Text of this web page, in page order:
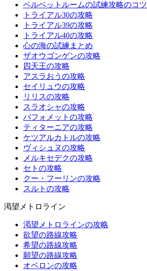
ベルベットルームの試練攻略のコツ
トライアル30の攻略
トライアル39の攻略
トライアル40の攻略
心の海の試練まとめ
ザオウゴンゲンの攻略
四天王の攻略
アスラおうの攻略
セイリュウの攻略
リリスの攻略
スラオシャの攻略
バフォメットの攻略
ティターニアの攻略
ケツアルカトルの攻略
ヴィシュヌの攻略
メルキセデクの攻略
セトの攻略
クー・フーリンの攻略
スルトの攻略
渇望メトロライン
渇望メトロラインの攻略
欲望の路線攻略
希望の路線攻略
願望の路線攻略
オベロンの攻略